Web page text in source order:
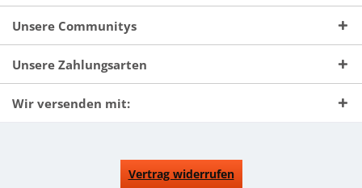
Unsere Communitys
Unsere Zahlungsarten
Wir versenden mit:
Vertrag widerrufen